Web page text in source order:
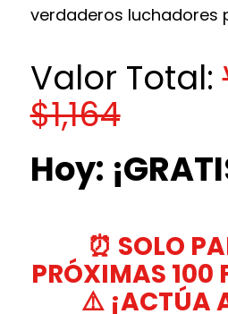
verdaderos luchadores
Valor Total:
$1,164
Hoy:
⏰ SOLO
PRÓXIMAS 100
⚠️ ¡ACTÚA